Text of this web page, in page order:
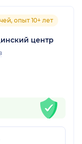
опыт 10+ лет
центр